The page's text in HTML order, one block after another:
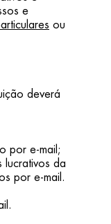
e
ou
deverá
por e-mail;
lucrativos da
por e-mail.